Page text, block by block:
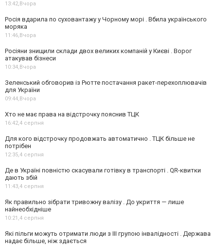
13:42,Вчора
Росія вдарила по суховантажу у Чорному морі . Вбила українського
моряка
11:46,Вчора
Росіяни знищили склади двох великих компаній у Києві . Ворог
атакував бізнеси
10:34,Вчора
Зеленський обговорив із Рютте постачання ракет-перехоплювачів
для України
09:44,Вчора
Хто не має права на відстрочку пояснив ТЦК
16:42,4 серпня
Для кого відстрочку продовжать автоматично . ТЦК більше не
потрібен
12:35,4 серпня
Де в Україні повністю скасували готівку в транспорті . QR-квитки
дають збій
11:43,4 серпня
Як правильно зібрати тривожну валізу . До укриття — лише
найнеобхідніше
10:21,4 серпня
Які пільги можуть отримати люди з III групою інвалідності . Держава
надає більше, ніж здається